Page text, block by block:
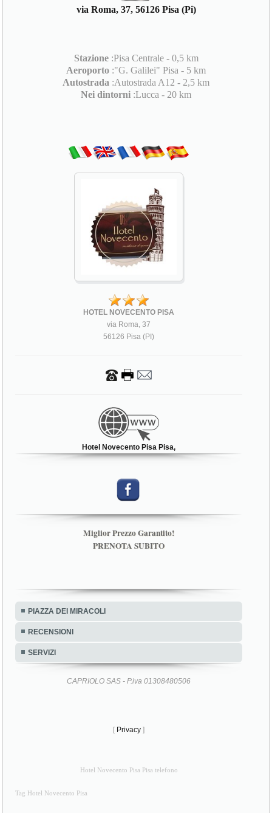
via Roma, 37, 56126 Pisa (Pi)
Stazione:Pisa Centrale - 0,5 km
Aeroporto :"G. Galilei" Pisa - 5 km
Autostrada :Autostrada A12 - 2,5 km
Nei dintorni :Lucca - 20 km
HOTEL NOVECENTO PISA
via Roma, 37
56126 Pisa (PI)
Hotel Novecento Pisa Pisa,
Miglior Prezzo Garantito!
PRENOTA SUBITO
PIAZZA DEI MIRACOLI
RECENSIONI
SERVIZI
CAPRIOLO SAS - P.iva 01308480506
[ Privacy ]
Hotel Novecento Pisa Pisa telefono
Tag Hotel Novecento Pisa